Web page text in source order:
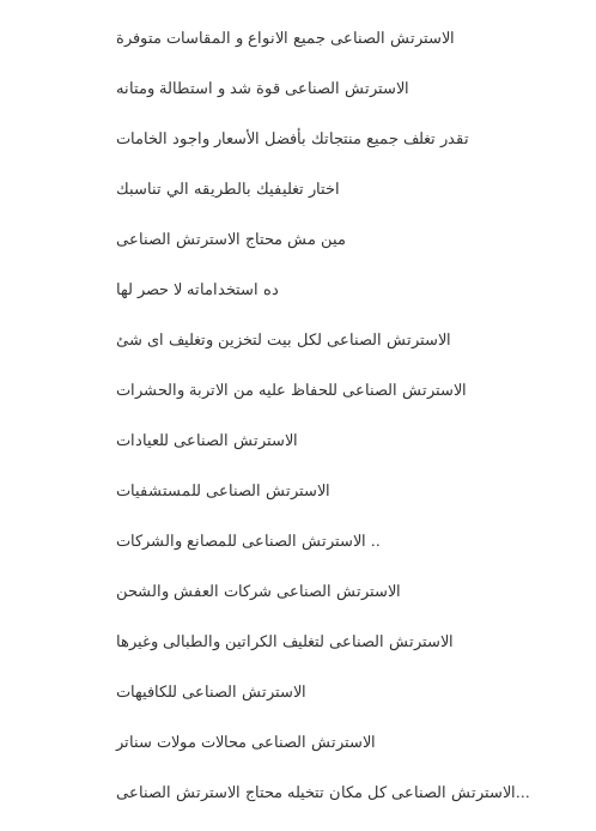
الاسترتش الصناعى جميع الانواع و المقاسات متوفرة
الاسترتش الصناعى قوة شد و استطالة ومتانه
تقدر تغلف جميع منتجاتك بأفضل الأسعار واجود الخامات
اختار تغليفيك بالطريقه الي تناسبك
مين مش محتاج الاسترتش الصناعى
ده استخداماته لا حصر لها
الاسترتش الصناعى لكل بيت لتخزين وتغليف اى شئ
الاسترتش الصناعى للحفاظ عليه من الاتربة والحشرات
الاسترتش الصناعى للعيادات
الاسترتش الصناعى للمستشفيات
الاسترتش الصناعى للمصانع والشركات ..
الاسترتش الصناعى شركات العفش والشحن
الاسترتش الصناعى لتغليف الكراتين والطبالى وغيرها
الاسترتش الصناعى للكافيهات
الاسترتش الصناعى محالات مولات سناتر
الاسترتش الصناعى كل مكان تتخيله محتاج الاسترتش الصناعى...